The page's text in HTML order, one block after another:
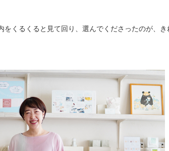
をくるくると見て回り、選んでくださったのが、き